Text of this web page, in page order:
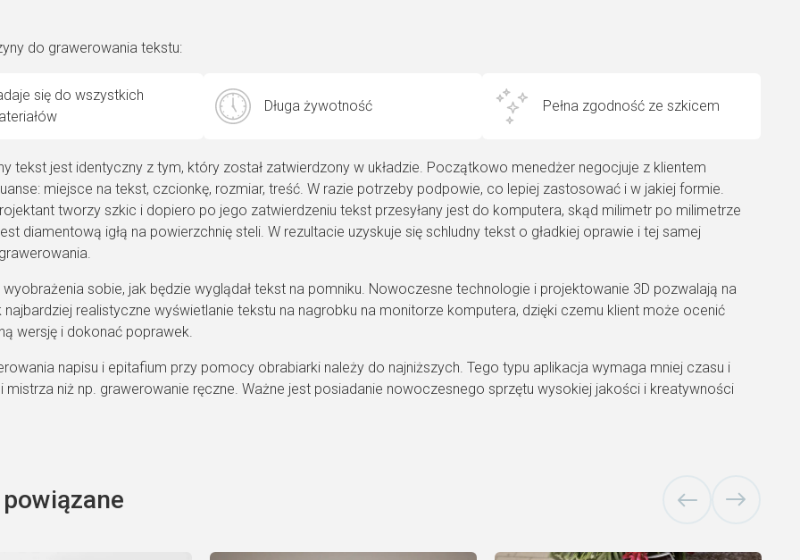
do grawerowania tekstu:
się do wszystkich
Długa żywotność Pełna zgodność ze szkicem
tekst jest identyczny z tym, który został zatwierdzony w układzie. Początkowo menedżer negocjuje z klientem
miejsce na tekst, czcionkę, rozmiar, treść. W razie potrzeby podpowie, co lepiej zastosować i w jakiej formie.
tworzy szkic i dopiero po jego zatwierdzeniu tekst przesyłany jest do komputera, skąd milimetr po milimetrze
diamentową igłą na powierzchnię steli. W rezultacie uzyskuje się schludny tekst o gładkiej oprawie i tej samej
wyobrażenia sobie, jak będzie wyglądał tekst na pomniku. Nowoczesne technologie i projektowanie 3D pozwalają na
najbardziej realistyczne wyświetlanie tekstu na nagrobku na monitorze komputera, dzięki czemu klient może ocenić
wersję i dokonać poprawek.
napisu i epitafium przy pomocy obrabiarki należy do najniższych. Tego typu aplikacja wymaga mniej czasu i
mistrza niż np. grawerowanie ręczne. Ważne jest posiadanie nowoczesnego sprzętu wysokiej jakości i kreatywności
powiązane